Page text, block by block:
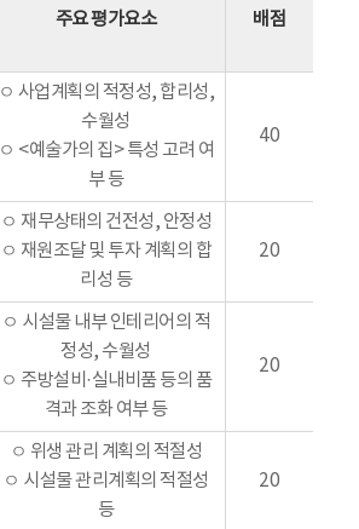
주요 평가요소 배점
ㅇ 사업계획의 적정성, 합리성,
수월성
ㅇ <예술가의 집> 특성 고려 여
부 등
40
ㅇ 재무상태의 건전성, 안정성
ㅇ 재원조달 및 투자 계획의 합
리성 등
20
ㅇ 시설물 내부 인테리어의 적
정성, 수월성
ㅇ 주방설비·실내비품 등의 품
격과 조화 여부 등
20
ㅇ 위생 관리 계획의 적절성
ㅇ 시설물 관리계획의 적절성
등
20